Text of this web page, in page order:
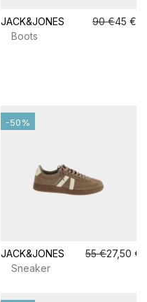
JACK&JONES 90 €45 €
Boots
JACK&JONES 55 €27,50 €
Sneaker
-50%